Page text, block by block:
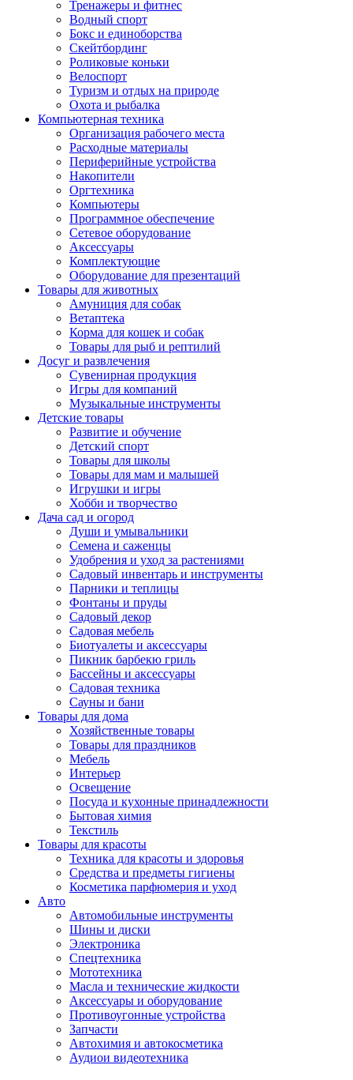
Тренажеры и фитнес
Водный спорт
Бокс и единоборства
Скейтбординг
Роликовые коньки
Велоспорт
Туризм и отдых на природе
Охота и рыбалка
Компьютерная техника
Организация рабочего места
Расходные материалы
Периферийные устройства
Накопители
Оргтехника
Компьютеры
Программное обеспечение
Сетевое оборудование
Аксессуары
Комплектующие
Оборудование для презентаций
Товары для животных
Амуниция для собак
Ветаптека
Корма для кошек и собак
Товары для рыб и рептилий
Досуг и развлечения
Сувенирная продукция
Игры для компаний
Музыкальные инструменты
Детские товары
Развитие и обучение
Детский спорт
Товары для школы
Товары для мам и малышей
Игрушки и игры
Хобби и творчество
Дача сад и огород
Души и умывальники
Семена и саженцы
Удобрения и уход за растениями
Садовый инвентарь и инструменты
Парники и теплицы
Фонтаны и пруды
Садовый декор
Садовая мебель
Биотуалеты и аксессуары
Пикник барбекю гриль
Бассейны и аксессуары
Садовая техника
Сауны и бани
Товары для дома
Хозяйственные товары
Товары для праздников
Мебель
Интерьер
Освещение
Посуда и кухонные принадлежности
Бытовая химия
Текстиль
Товары для красоты
Техника для красоты и здоровья
Средства и предметы гигиены
Косметика парфюмерия и уход
Авто
Автомобильные инструменты
Шины и диски
Электроника
Спецтехника
Мототехника
Масла и технические жидкости
Аксессуары и оборудование
Противоугонные устройства
Запчасти
Автохимия и автокосметика
Аудиои видеотехника